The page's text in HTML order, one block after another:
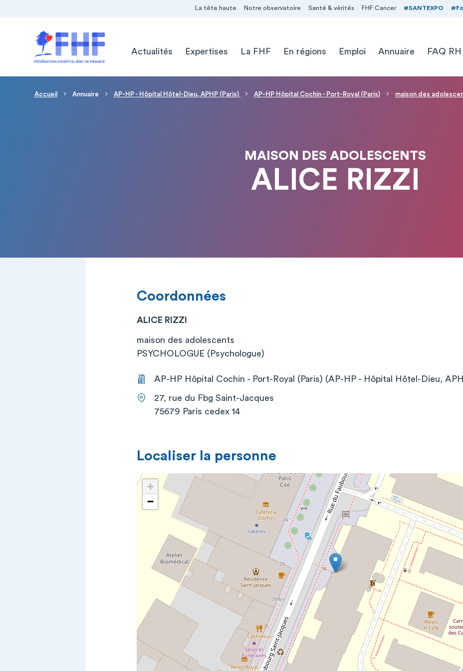
La tête haute Notre observatoire Santé & vérités FHF Cancer #SANTEXPO
Actualités
Expertises La FHF En régions Emploi Annuaire FAQ RH
Fil d'Ariane
Accueil Annuaire AP-HP - Hôpital Hôtel-Dieu, APHP (Paris) AP-HP Hôpital Cochin - Port-Royal (Paris) maison des
MAISON DES ADOLESCENTS
ALICE RIZZI
Coordonnées
ALICE RIZZI
maison des adolescents
PSYCHOLOGUE (Psychologue)
AP-HP Hôpital Cochin - Port-Royal (Paris) (AP-HP - Hôpital Hôtel-Dieu,
27, rue du Fbg Saint-Jacques
75679 Paris cedex 14
Localiser la personne
+
−